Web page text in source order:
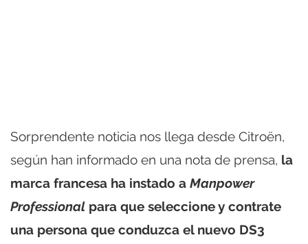
Sorprendente noticia nos llega desde Citroën,
según han informado en una nota de prensa, la
marca francesa ha instado a Manpower
Professional para que seleccione y contrate
una persona que conduzca el nuevo DS3